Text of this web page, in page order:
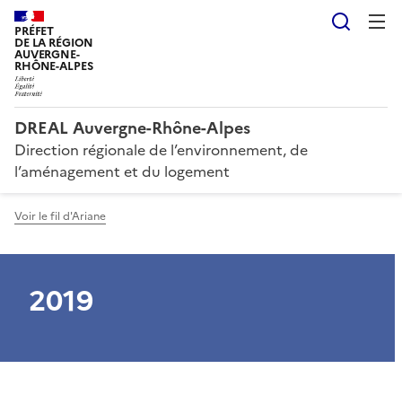
PRÉFET
DE LA RÉGION
AUVERGNE-
RHÔNE-ALPES
DREAL Auvergne-Rhône-Alpes
Direction régionale de l’environnement, de
l’aménagement et du logement
Voir le fil d'Ariane
2019